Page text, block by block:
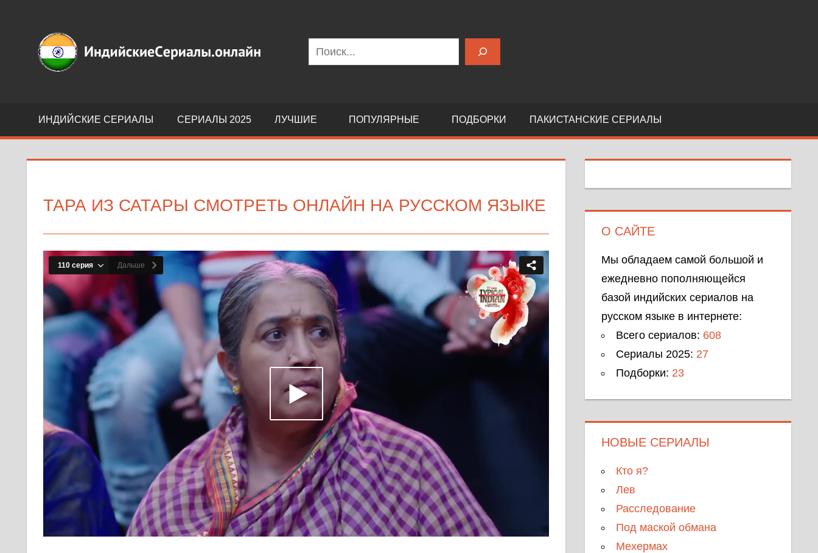
содержимому
сериалы
Поиск
ИНДИЙСКИЕ СЕРИАЛЫ СЕРИАЛЫ 2025 ЛУЧШИЕ ПОПУЛЯРНЫЕ ПОДБОРКИ ПАКИСТАНСКИЕ СЕРИАЛЫ
ТАРА ИЗ САТАРЫ СМОТРЕТЬ ОНЛАЙН НА РУССКОМ ЯЗЫКЕ
О САЙТЕ
Мы обладаем самой большой и
ежедневно пополняющейся
базой индийских сериалов на
русском языке в интернете:
Всего сериалов: 608
Сериалы 2025: 27
Подборки: 23
НОВЫЕ СЕРИАЛЫ
Кто я?
Лев
Расследование
Под маской обмана
Мехермах